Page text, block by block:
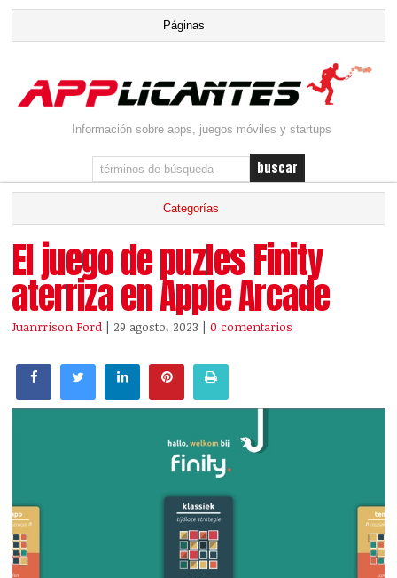
Información sobre apps, juegos móviles y startups
El juego de puzles Finity
aterriza en Apple Arcade
Juanrrison Ford | 29 agosto, 2023 |0 comentarios